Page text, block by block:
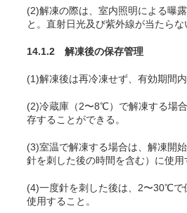
(2)解凍の際は、室内照明による曝
と。直射日光及び紫外線が当たらな
14.1.2 解凍後の保存管理
(1)解凍後は再冷凍せず、有効期間内
(2)冷蔵庫（2〜8℃）で解凍する場
存することができる。
(3)室温で解凍する場合は、解凍開
針を刺した後の時間を含む）に使用
(4)一度針を刺した後は、2〜30℃で
使用すること。